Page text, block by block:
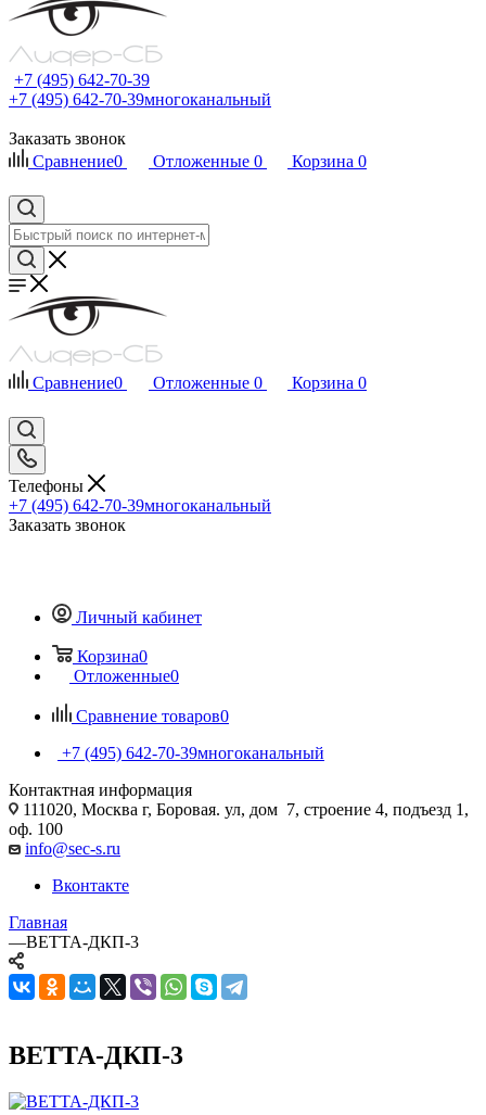
+7 (495) 642-70-39
+7 (495) 642-70-39многоканальный
Заказать звонок
Сравнение0 Отложенные 0 Корзина 0
Сравнение0 Отложенные 0 Корзина 0
Телефоны
+7 (495) 642-70-39многоканальный
Заказать звонок
Личный кабинет
Корзина0
Отложенные0
Сравнение товаров0
+7 (495) 642-70-39многоканальный
Контактная информация
111020, Москва г, Боровая. ул, дом 7, строение 4, подъезд 1,
оф. 100
info@sec-s.ru
Вконтакте
Главная
—ВЕТТА-ДКП-3
ВЕТТА-ДКП-3